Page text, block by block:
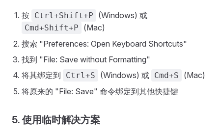
按 Ctrl+Shift+P (Windows) 或
Cmd+Shift+P
(Mac)
搜索 "Preferences: Open Keyboard Shortcuts"
找到 "File: Save without Formatting"
将其绑定到
Ctrl+S (Windows) 或 Cmd+S
(Mac)
将原来的 "File: Save" 命令绑定到其他快捷键
5. 使用临时解决方案